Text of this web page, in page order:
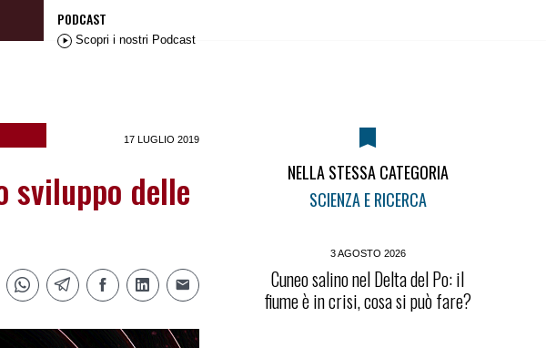
PODCAST
Scopri i nostri Podcast
17 LUGLIO 2019
sviluppo delle
NELLA STESSA CATEGORIA
SCIENZA E RICERCA
3 AGOSTO 2026
Cuneo salino nel Delta del Po: il
fiume è in crisi, cosa si può fare?